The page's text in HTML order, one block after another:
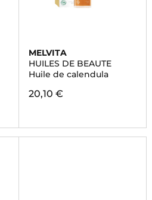
MELVITA
HUILES DE BEAUTE
Huile de calendula
20,10 €